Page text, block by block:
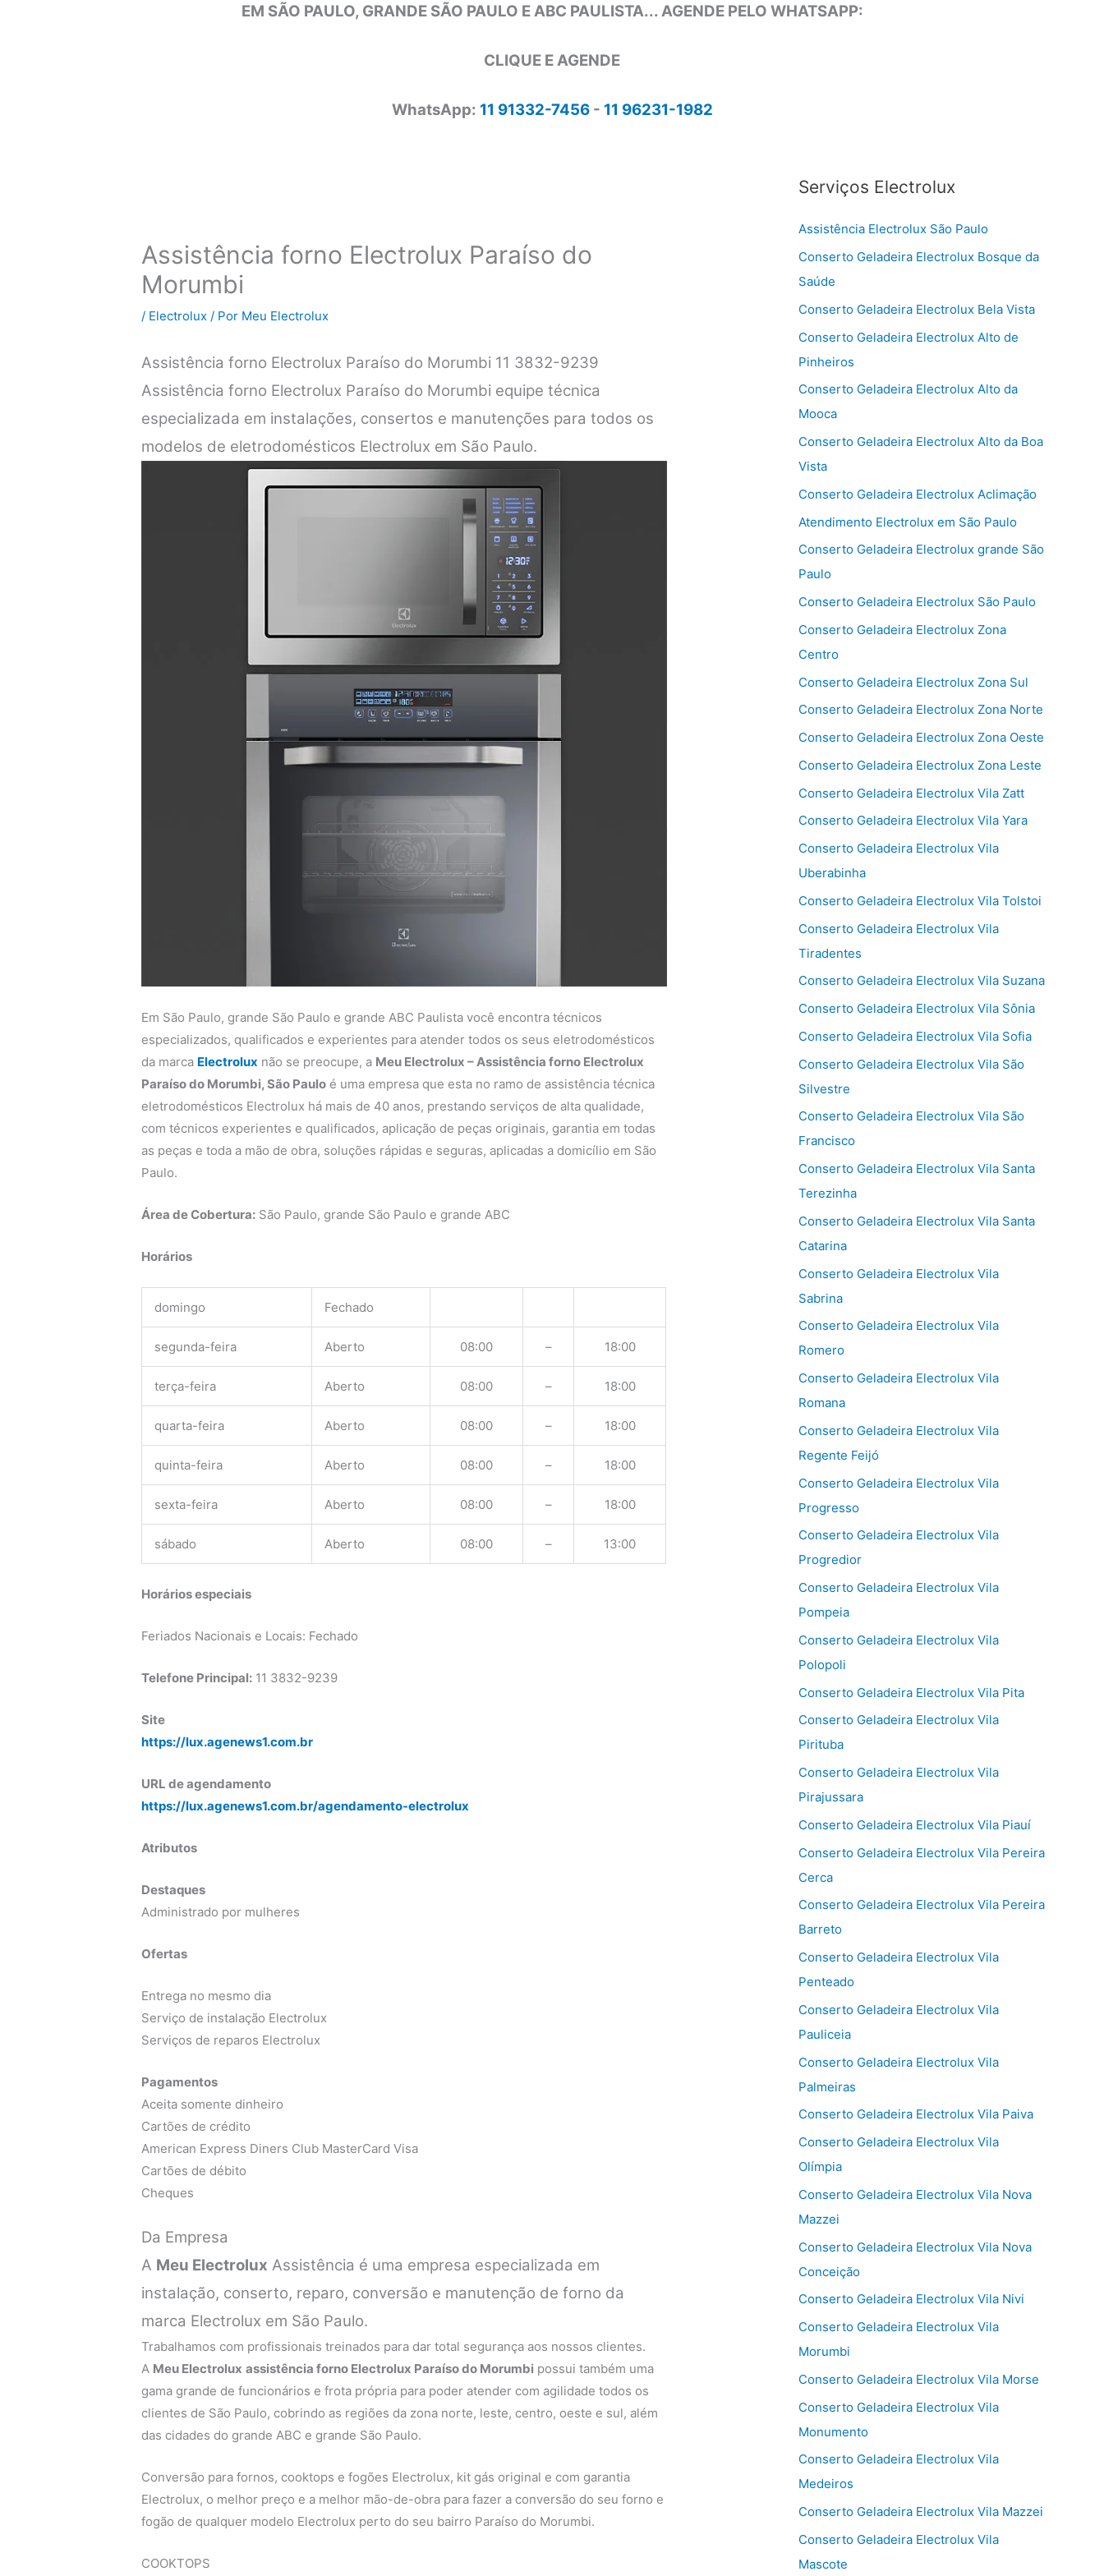
EM SÃO PAULO, GRANDE SÃO PAULO E ABC PAULISTA... AGENDE PELO WHATSAPP:
CLIQUE E AGENDE
WhatsApp: 11 91332-7456- 11 96231-1982
Assistência forno Electrolux Paraíso do
Morumbi
/ Electrolux / Por Meu Electrolux
Assistência forno Electrolux Paraíso do Morumbi 11 3832-9239
Assistência forno Electrolux Paraíso do Morumbi equipe técnica
especializada em instalações, consertos e manutenções para todos os
modelos de eletrodomésticos Electrolux em São Paulo.
Em São Paulo, grande São Paulo e grande ABC Paulista você encontra técnicos
especializados, qualificados e experientes para atender todos os seus eletrodomésticos
da marca Electrolux não se preocupe, a Meu Electrolux – Assistência forno Electrolux
Paraíso do Morumbi, São Paulo é uma empresa que esta no ramo de assistência técnica
eletrodomésticos Electrolux há mais de 40 anos, prestando serviços de alta qualidade,
com técnicos experientes e qualificados, aplicação de peças originais, garantia em todas
as peças e toda a mão de obra, soluções rápidas e seguras, aplicadas a domicílio em São
Paulo.
Área de Cobertura: São Paulo, grande São Paulo e grande ABC
Horários
domingo Fechado
segunda-feira Aberto 08:00 – 18:00
terça-feira Aberto 08:00 – 18:00
quarta-feira Aberto 08:00 – 18:00
quinta-feira Aberto 08:00 – 18:00
sexta-feira Aberto 08:00 – 18:00
sábado Aberto 08:00 – 13:00
Horários especiais
Feriados Nacionais e Locais: Fechado
Telefone Principal: 11 3832-9239
Site
https://lux.agenews1.com.br
URL de agendamento
https://lux.agenews1.com.br/agendamento-electrolux
Atributos
Destaques
Administrado por mulheres
Ofertas
Entrega no mesmo dia
Serviço de instalação Electrolux
Serviços de reparos Electrolux
Pagamentos
Aceita somente dinheiro
Cartões de crédito
American Express Diners Club MasterCard Visa
Cartões de débito
Cheques
Da Empresa
A Meu Electrolux Assistência é uma empresa especializada em
instalação, conserto, reparo, conversão e manutenção de forno da
marca Electrolux em São Paulo.
Trabalhamos com profissionais treinados para dar total segurança aos nossos clientes.
A Meu Electrolux assistência forno Electrolux Paraíso do Morumbi possui também uma
gama grande de funcionários e frota própria para poder atender com agilidade todos os
clientes de São Paulo, cobrindo as regiões da zona norte, leste, centro, oeste e sul, além
das cidades do grande ABC e grande São Paulo.
Conversão para fornos, cooktops e fogões Electrolux, kit gás original e com garantia
Electrolux, o melhor preço e a melhor mão-de-obra para fazer a conversão do seu forno e
fogão de qualquer modelo Electrolux perto do seu bairro Paraíso do Morumbi.
COOKTOPS
Serviços Electrolux
Assistência Electrolux São Paulo
Conserto Geladeira Electrolux Bosque da
Saúde
Conserto Geladeira Electrolux Bela Vista
Conserto Geladeira Electrolux Alto de
Pinheiros
Conserto Geladeira Electrolux Alto da
Mooca
Conserto Geladeira Electrolux Alto da Boa
Vista
Conserto Geladeira Electrolux Aclimação
Atendimento Electrolux em São Paulo
Conserto Geladeira Electrolux grande São
Paulo
Conserto Geladeira Electrolux São Paulo
Conserto Geladeira Electrolux Zona
Centro
Conserto Geladeira Electrolux Zona Sul
Conserto Geladeira Electrolux Zona Norte
Conserto Geladeira Electrolux Zona Oeste
Conserto Geladeira Electrolux Zona Leste
Conserto Geladeira Electrolux Vila Zatt
Conserto Geladeira Electrolux Vila Yara
Conserto Geladeira Electrolux Vila
Uberabinha
Conserto Geladeira Electrolux Vila Tolstoi
Conserto Geladeira Electrolux Vila
Tiradentes
Conserto Geladeira Electrolux Vila Suzana
Conserto Geladeira Electrolux Vila Sônia
Conserto Geladeira Electrolux Vila Sofia
Conserto Geladeira Electrolux Vila São
Silvestre
Conserto Geladeira Electrolux Vila São
Francisco
Conserto Geladeira Electrolux Vila Santa
Terezinha
Conserto Geladeira Electrolux Vila Santa
Catarina
Conserto Geladeira Electrolux Vila
Sabrina
Conserto Geladeira Electrolux Vila
Romero
Conserto Geladeira Electrolux Vila
Romana
Conserto Geladeira Electrolux Vila
Regente Feijó
Conserto Geladeira Electrolux Vila
Progresso
Conserto Geladeira Electrolux Vila
Progredior
Conserto Geladeira Electrolux Vila
Pompeia
Conserto Geladeira Electrolux Vila
Polopoli
Conserto Geladeira Electrolux Vila Pita
Conserto Geladeira Electrolux Vila
Pirituba
Conserto Geladeira Electrolux Vila
Pirajussara
Conserto Geladeira Electrolux Vila Piauí
Conserto Geladeira Electrolux Vila Pereira
Cerca
Conserto Geladeira Electrolux Vila Pereira
Barreto
Conserto Geladeira Electrolux Vila
Penteado
Conserto Geladeira Electrolux Vila
Pauliceia
Conserto Geladeira Electrolux Vila
Palmeiras
Conserto Geladeira Electrolux Vila Paiva
Conserto Geladeira Electrolux Vila
Olímpia
Conserto Geladeira Electrolux Vila Nova
Mazzei
Conserto Geladeira Electrolux Vila Nova
Conceição
Conserto Geladeira Electrolux Vila Nivi
Conserto Geladeira Electrolux Vila
Morumbi
Conserto Geladeira Electrolux Vila Morse
Conserto Geladeira Electrolux Vila
Monumento
Conserto Geladeira Electrolux Vila
Medeiros
Conserto Geladeira Electrolux Vila Mazzei
Conserto Geladeira Electrolux Vila
Mascote